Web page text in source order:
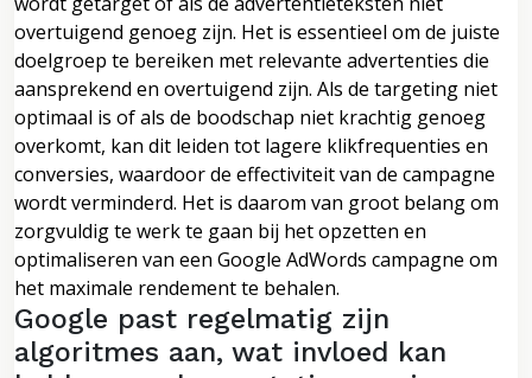
overtuigend genoeg zijn. Het is essentieel om de juiste
doelgroep te bereiken met relevante advertenties die
aansprekend en overtuigend zijn. Als de targeting niet
optimaal is of als de boodschap niet krachtig genoeg
overkomt, kan dit leiden tot lagere klikfrequenties en
conversies, waardoor de effectiviteit van de campagne
wordt verminderd. Het is daarom van groot belang om
zorgvuldig te werk te gaan bij het opzetten en
optimaliseren van een Google AdWords campagne om
het maximale rendement te behalen.
Google past regelmatig zijn
algoritmes aan, wat invloed kan